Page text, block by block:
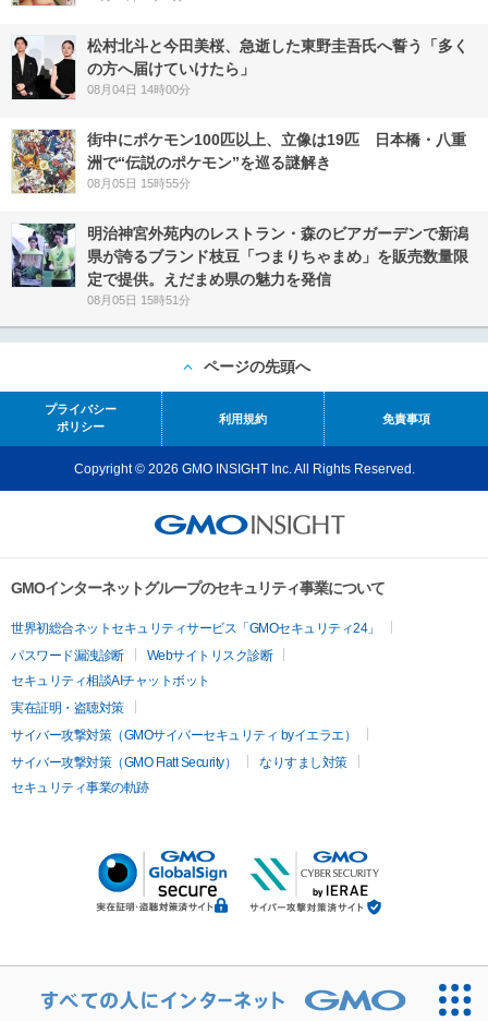
松村北斗と今田美桜、急逝した東野圭吾氏へ誓う「多く
の方へ届けていけたら」
08月04日 14時00分
街中にポケモン100匹以上、立像は19匹 日本橋・八重
洲で“伝説のポケモン”を巡る謎解き
08月05日 15時55分
明治神宮外苑内のレストラン・森のビアガーデンで新潟
県が誇るブランド枝豆「つまりちゃまめ」を販売数量限
定で提供。えだまめ県の魅力を発信
08月05日 15時51分
ページの先頭へ
プライバシー
ポリシー
利用規約 免責事項
Copyright © 2026 GMO INSIGHT Inc. All Rights Reserved.
GMOインターネットグループのセキュリティ事業について
世界初総合ネットセキュリティサービス「GMOセキュリティ24」
パスワード漏洩診断
Webサイトリスク診断
セキュリティ相談AIチャットボット
実在証明・盗聴対策
サイバー攻撃対策（GMOサイバーセキュリティ byイエラエ）
サイバー攻撃対策（GMO Flatt Security）
なりすまし対策
セキュリティ事業の軌跡